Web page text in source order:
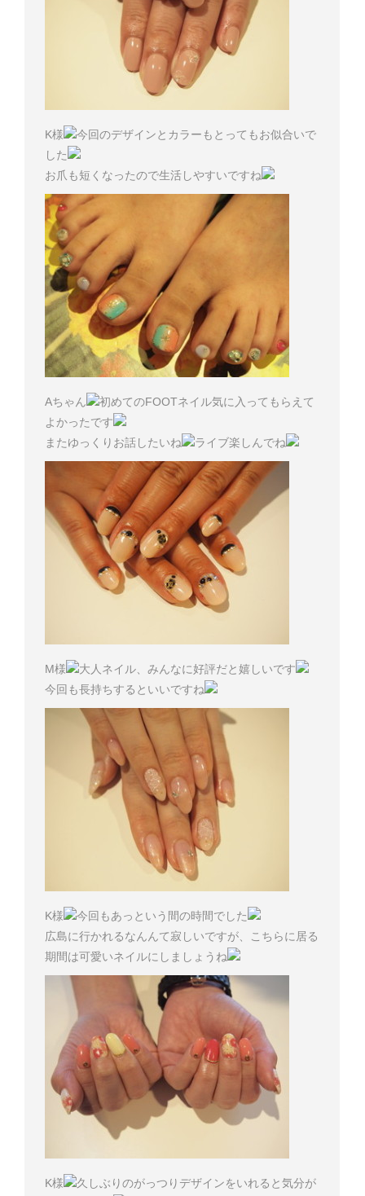
K様
今回のデザインとカラーもとってもお似合いで
した
お爪も短くなったので生活しやすいですね
Aちゃん
初めてのFOOTネイル気に入ってもらえて
よかったです
またゆっくりお話したいね
ライブ楽しんでね
M様
大人ネイル、みんなに好評だと嬉しいです
今回も長持ちするといいですね
K様
今回もあっという間の時間でした
広島に行かれるなんんて寂しいですが、こちらに居る
期間は可愛いネイルにしましょうね
K様
久しぶりのがっつりデザインをいれると気分が